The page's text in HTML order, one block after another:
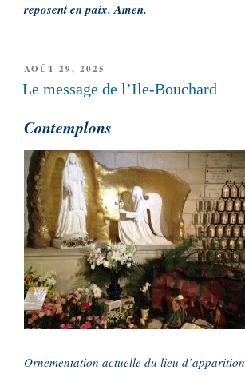
reposent en paix. Amen.
PUBLIÉ
LE
AOÛT 29, 2025
Le message de l’Ile-Bouchard
Contemplons
Ornementation actuelle du lieu d’apparition